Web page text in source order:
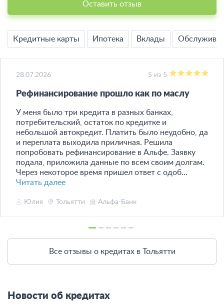
Оставить отзыв
Кредитные карты Ипотека Вклады
28.07.2026 5 из 5
Рефинансирование прошло как по маслу
У меня было три кредита в разных банках,
потребительский, остаток по кредитке и
небольшой автокредит. Платить было неудобно, да
и переплата выходила приличная. Решила
попробовать рефинансирование в Альфе. Заявку
подала, приложила данные по всем своим долгам.
Через некоторое время пришел ответ с одоб...
Читать далее
Юлия Тольятти Альфа-Банк
Все отзывы о кредитах в Тольятти
Новости об кредитах